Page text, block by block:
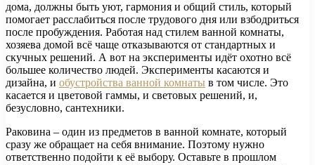
дома, должны быть уют, гармония и общий стиль, который
помогает расслабиться после трудового дня или взбодриться
после пробуждения. Работая над стилем ванной комнаты,
хозяева домой всё чаще отказываются от стандартных и
скучных решений. А вот на эксперименты идёт охотно всё
большее количество людей. Эксперименты касаются и
дизайна, и обустройства ванной комнаты в том числе. Это
касается и цветовой гаммы, и световых решений, и,
безусловно, сантехники.
Раковина – один из предметов в ванной комнате, который
сразу же обращает на себя внимание. Поэтому нужно
ответственно подойти к её выбору. Оставьте в прошлом